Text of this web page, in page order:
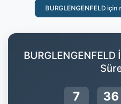
BURGLENGENFELD
7 36